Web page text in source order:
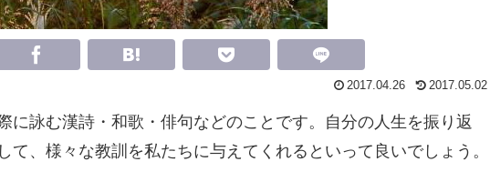
2017.04.26 2017.05.02
に詠む漢詩・和歌・俳句などのことです。自分の人生を振り返
て、様々な教訓を私たちに与えてくれるといって良いでしょう。